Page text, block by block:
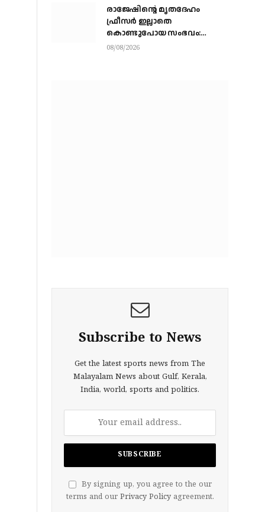
രാജേഷിന്റെ മൃതദേഹം
ഫ്രീസർ ഇല്ലാതെ
കൊണ്ടുപോയ സംഭവം:
പയ്യന്നൂർ തഹസിൽദാറിനെ
08/08/2026
Subscribe to News
Get the latest sports news from The
Malayalam News about Gulf, Kerala,
India, world, sports and politics.
By signing up, you agree to the our
terms and our Privacy Policyagreement.